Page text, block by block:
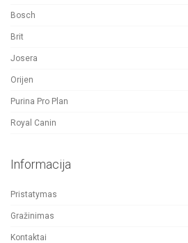
Bosch
Brit
Josera
Orijen
Purina Pro Plan
Royal Canin
Informacija
Pristatymas
Gražinimas
Kontaktai